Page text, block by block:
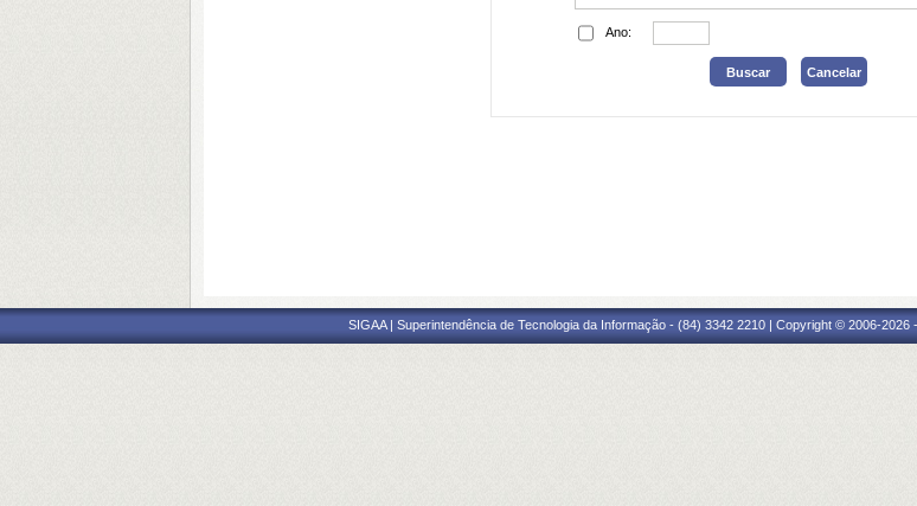
Ano:
SIGAA | Superintendência de Tecnologia da Informação - (84) 3342 2210 | Copyright © 2006-